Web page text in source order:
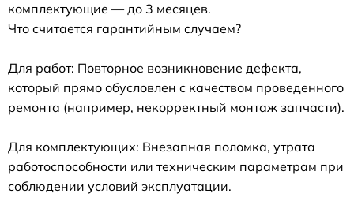
комплектующие — до 3 месяцев.
Что считается гарантийным случаем?
Для работ: Повторное возникновение дефекта,
который прямо обусловлен с качеством проведенного
ремонта (например, некорректный монтаж запчасти).
Для комплектующих: Внезапная поломка, утрата
работоспособности или техническим параметрам при
соблюдении условий эксплуатации.